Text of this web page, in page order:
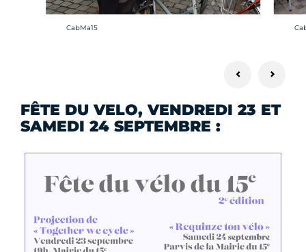
Crédit photo :
CabMa15
FÊTE DU VELO, VENDREDI 23 ET
SAMEDI 24 SEPTEMBRE :